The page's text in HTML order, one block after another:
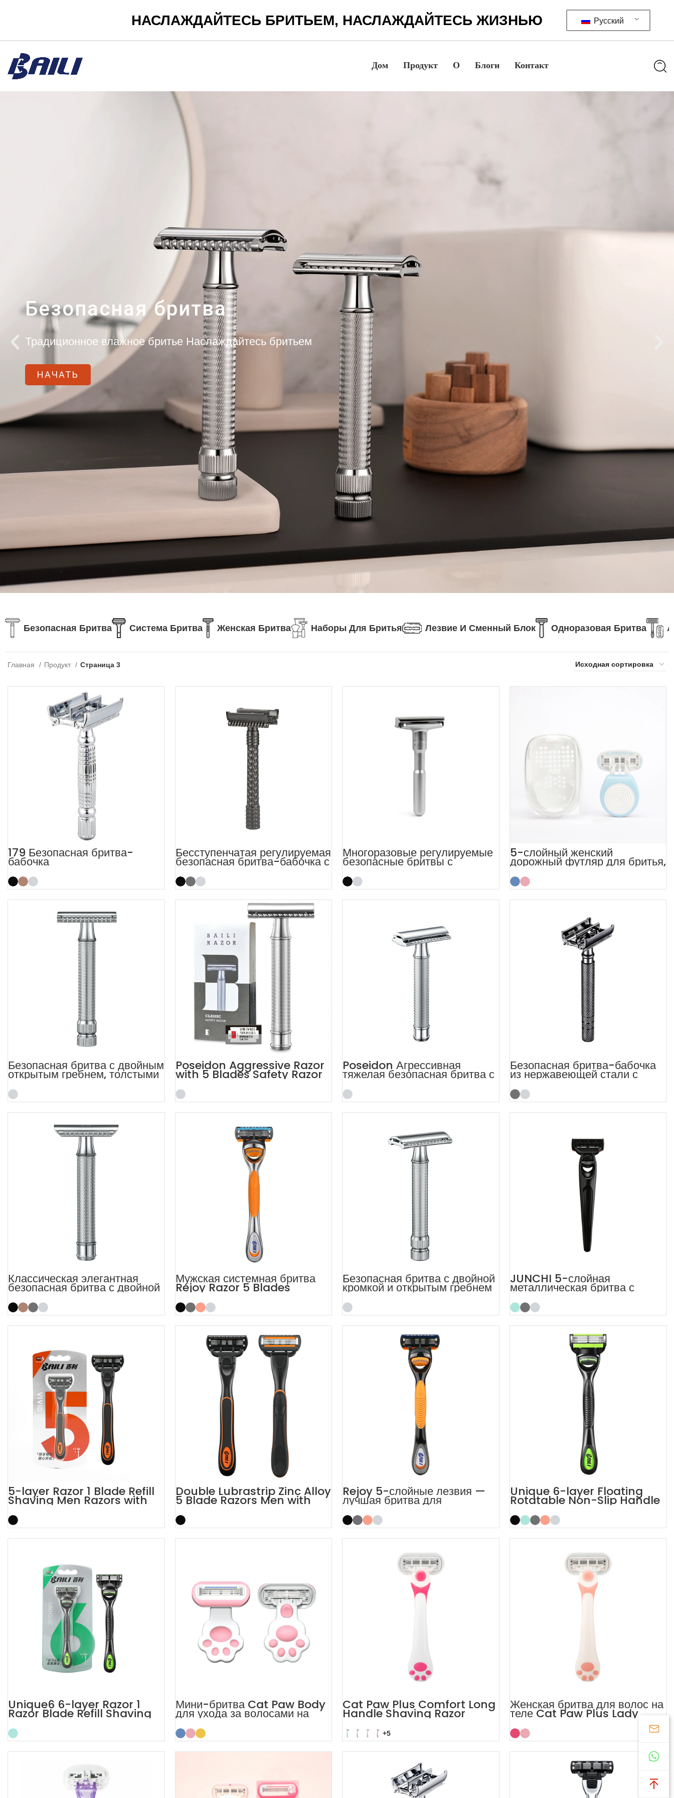
НАСЛАЖДАЙТЕСЬ БРИТЬЕМ, НАСЛАЖДАЙТЕСЬ ЖИЗНЬЮ Русский
Дом Продукт О Блоги Контакт
Безопасная бритва
Традиционное влажное бритье Наслаждайтесь бритьем
НАЧАТЬ
Безопасная Бритва Система Бритва Женская Бритва Наборы Для Бритья Лезвие И Сменный Блок Одноразовая Бритва
Главная Продукт Страница 3
179 Безопасная бритва-
бабочка
Бесступенчатая регулируемая
безопасная бритва-бабочка с
открытым гребнем
Многоразовые регулируемые
безопасные бритвы с
двойным лезвием для
умеренной агрессивности
5-слойный женский
дорожный футляр для бритья,
мини-бритва для женщин
Безопасная бритва с двойным
открытым гребнем, толстыми
бородками и двойной кромкой
Poseidon Aggressive Razor
with 5 Blades Safety Razor
Shaving Kit
Poseidon Агрессивная
тяжелая безопасная бритва с
обоюдоострым лезвием
Безопасная бритва-бабочка
из нержавеющей стали с
длинной ручкой из бронзы
Классическая элегантная
безопасная бритва с двойной
кромкой Tale для мужчин
Мужская системная бритва
Rejoy Razor 5 Blades
Безопасная бритва с двойной
кромкой и открытым гребнем
JUNCHI 5-слойная
металлическая бритва с
пятью лезвиями, бритва для
бритья
5-layer Razor 1 Blade Refill
Shaving Men Razors with
Trimmer
Double Lubrastrip Zinc Alloy
5 Blade Razors Men with
Trimmer
Rejoy 5-слойные лезвия —
лучшая бритва для
чувствительной кожи
Unique 6-layer Floating
Rotatable Non-Slip Handle
6 Blade Razor
Unique6 6-layer Razor 1
Razor Blade Refill Shaving
Razor for Men
Мини-бритва Cat Paw Body
для ухода за волосами на
лице у женщин
Cat Paw Plus Comfort Long
Handle Shaving Razor
Womens
+5
Женская бритва для волос на
теле Cat Paw Plus Lady
Razor